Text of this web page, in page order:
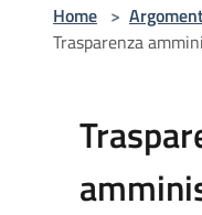
Home >
Trasparenza